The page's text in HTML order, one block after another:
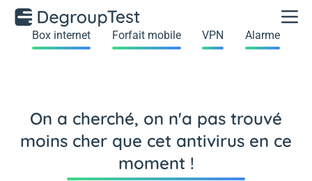
Box internet Forfait mobile VPN Alarme
On a cherché, on n'a pas trouvé
moins cher que cet antivirus en ce
moment !